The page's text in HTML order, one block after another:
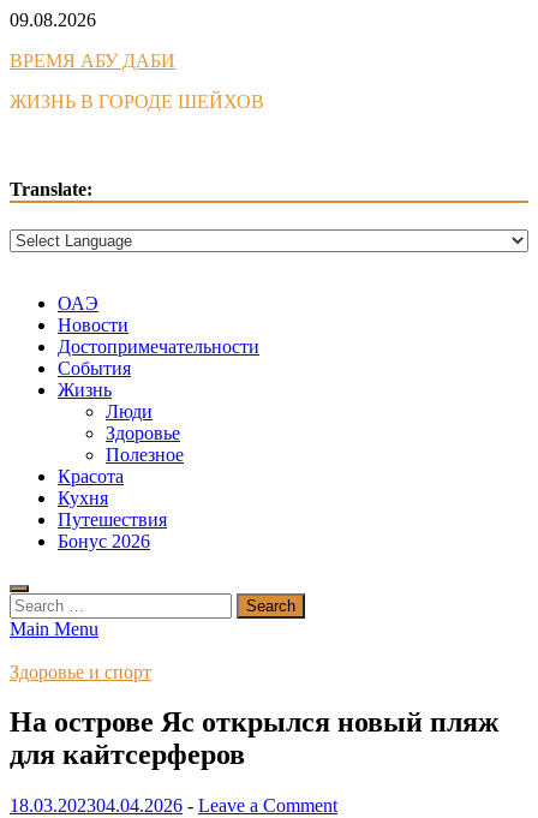
Skip
content
09.08.2026
ВРЕМЯ АБУ ДАБИ
ЖИЗНЬ В ГОРОДЕ ШЕЙХОВ
Translate:
ОАЭ
Новости
Достопримечательности
События
Жизнь
Люди
Здоровье
Полезное
Красота
Кухня
Путешествия
Бонус 2026
Search
for:
Main Menu
Здоровье и спорт
На острове Яс открылся новый пляж
для кайтсерферов
18.03.202304.04.2026 - Leave a Comment